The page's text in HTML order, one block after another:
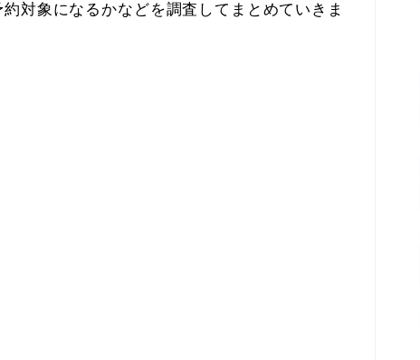
対象になるかなどを調査してまとめていきま